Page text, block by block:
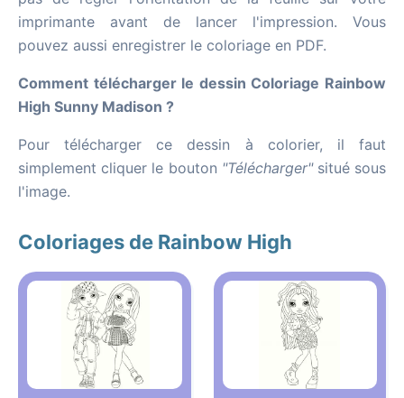
imprimante avant de lancer l'impression. Vous
pouvez aussi enregistrer le coloriage en PDF.
Comment télécharger le dessin Coloriage Rainbow
High Sunny Madison ?
Pour télécharger ce dessin à colorier, il faut
simplement cliquer le bouton "Télécharger"situé sous
l'image.
Coloriages de Rainbow High